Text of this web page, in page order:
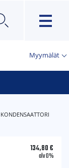
×
Myymälät
KONDENSAATTORI
134,80€
alv 0%